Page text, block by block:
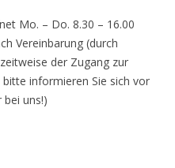
Mo. – Do. 8.30 – 16.00
Vereinbarung (durch
der Zugang zur
informieren Sie sich vor
uns!)